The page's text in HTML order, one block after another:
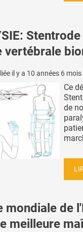
vertébrale
il y a 10 années 6 mois
Ce
de
mondiale de
meilleure